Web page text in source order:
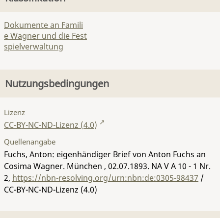
Dokumente an Famili
e Wagner und die Fest
spielverwaltung
Nutzungsbedingungen
Lizenz
CC-BY-NC-ND-Lizenz (4.0)
Quellenangabe
Fuchs, Anton: eigenhändiger Brief von Anton Fuchs an
Cosima Wagner. München , 02.07.1893. NA V A 10 - 1 Nr.
2, https://nbn-resolving.org/urn:nbn:de:0305-98437 /
CC-BY-NC-ND-Lizenz (4.0)